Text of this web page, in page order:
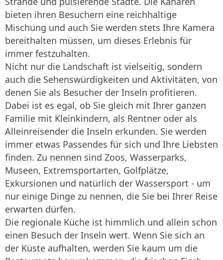
bieten ihren Besuchern eine reichhaltige
Mischung und auch Sie werden stets Ihre Kamera
bereithalten müssen, um dieses Erlebnis für
immer festzuhalten.
Nicht nur die Landschaft ist vielseitig, sondern
auch die Sehenswürdigkeiten und Aktivitäten, von
denen Sie als Besucher der Inseln profitieren.
Dabei ist es egal, ob Sie gleich mit Ihrer ganzen
Familie mit Kleinkindern, als Rentner oder als
Alleinreisender die Inseln erkunden. Sie werden
immer etwas Passendes für sich und Ihre Liebsten
finden. Zu nennen sind Zoos, Wasserparks,
Museen, Extremsportarten, Golfplätze,
Exkursionen und natürlich der Wassersport - um
nur einige Dinge zu nennen, die Sie bei Ihrer Reise
erwarten dürfen.
Die regionale Küche ist himmlich und allein schon
einen Besuch der Inseln wert. Wenn Sie sich an
der Küste aufhalten, werden Sie kaum um die